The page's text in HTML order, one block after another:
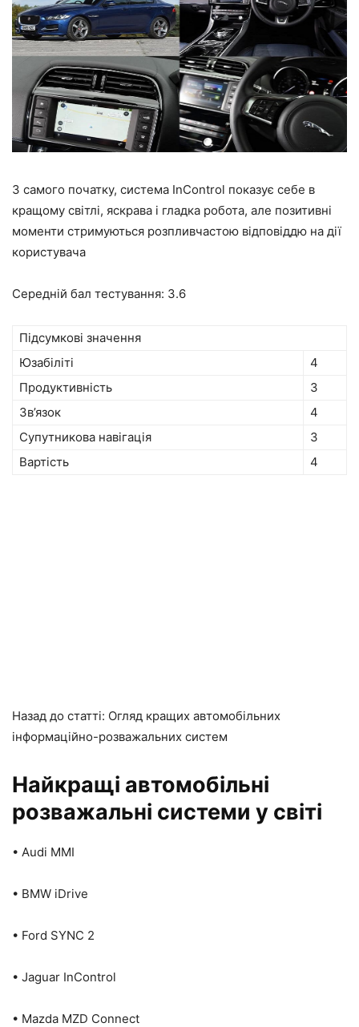
З самого початку, система InControl показує себе в
кращому світлі, яскрава і гладка робота, але позитивні
моменти стримуються розпливчастою відповіддю на дії
користувача
Середній бал тестування: 3.6
Підсумкові значення
Юзабіліті
4
Продуктивність
3
Зв’язок
4
Супутникова навігація
3
Вартість
4
Назад до статті: Огляд кращих автомобільних
інформаційно-розважальних систем
Найкращі автомобільні
розважальні системи у світі
• Audi MMI
• BMW iDrive
• Ford SYNC 2
• Jaguar InControl
• Mazda MZD Connect